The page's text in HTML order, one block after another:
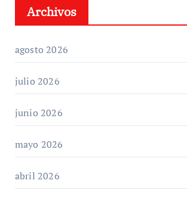
Archivos
agosto 2026
julio 2026
junio 2026
mayo 2026
abril 2026